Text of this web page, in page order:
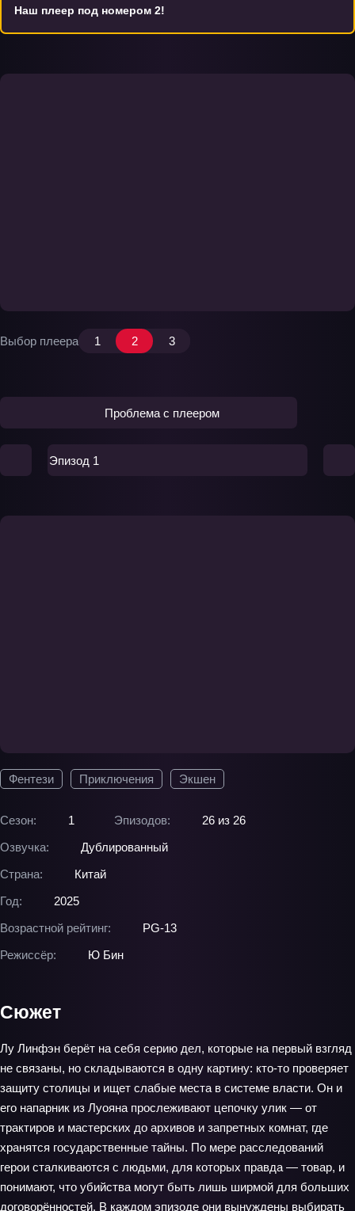
Фентези Приключения Экшен
Сезон: 1 Эпизодов:
26 из 26
Озвучка:
Дублированный
Страна:
Китай
Год:
2025
Возрастной рейтинг:
PG-13
Режиссёр:
Ю Бин
Наш плеер под номером 2!
Выбор плеера 1 2 3
Проблема с плеером
Эпизод 1
Сюжет
Лу Линфэн берёт на себя серию дел, которые на первый взгляд
не связаны, но складываются в одну картину: кто-то проверяет
защиту столицы и ищет слабые места в системе власти. Он и
его напарник из Луояна прослеживают цепочку улик — от
трактиров и мастерских до архивов и запретных комнат, где
хранятся государственные тайны. По мере расследований
герои сталкиваются с людьми, для которых правда — товар, и
понимают, что убийства могут быть лишь ширмой для больших
договорённостей. В каждом эпизоде они вынуждены выбирать